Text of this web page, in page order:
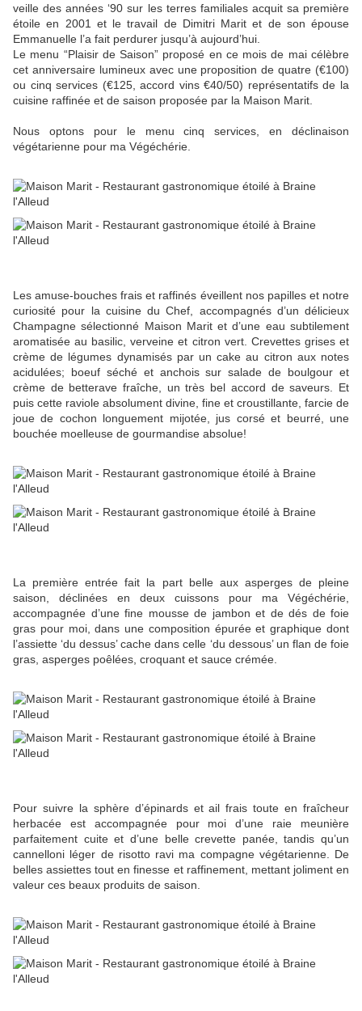
veille des années ‘90 sur les terres familiales acquit sa première
étoile en 2001 et le travail de Dimitri Marit et de son épouse
Emmanuelle l’a fait perdurer jusqu’à aujourd’hui.
Le menu “Plaisir de Saison” proposé en ce mois de mai célèbre
cet anniversaire lumineux avec une proposition de quatre (€100)
ou cinq services (€125, accord vins €40/50) représentatifs de la
cuisine raffinée et de saison proposée par la Maison Marit.
Nous optons pour le menu cinq services, en déclinaison
végétarienne pour ma Végéchérie.
Les amuse-bouches frais et raffinés éveillent nos papilles et notre
curiosité pour la cuisine du Chef, accompagnés d’un délicieux
Champagne sélectionné Maison Marit et d’une eau subtilement
aromatisée au basilic, verveine et citron vert. Crevettes grises et
crème de légumes dynamisés par un cake au citron aux notes
acidulées; boeuf séché et anchois sur salade de boulgour et
crème de betterave fraîche, un très bel accord de saveurs. Et
puis cette raviole absolument divine, fine et croustillante, farcie de
joue de cochon longuement mijotée, jus corsé et beurré, une
bouchée moelleuse de gourmandise absolue!
La première entrée fait la part belle aux asperges de pleine
saison, déclinées en deux cuissons pour ma Végéchérie,
accompagnée d’une fine mousse de jambon et de dés de foie
gras pour moi, dans une composition épurée et graphique dont
l’assiette ‘du dessus’ cache dans celle ‘du dessous’ un flan de foie
gras, asperges poêlées, croquant et sauce crémée.
Pour suivre la sphère d’épinards et ail frais toute en fraîcheur
herbacée est accompagnée pour moi d’une raie meunière
parfaitement cuite et d’une belle crevette panée, tandis qu’un
cannelloni léger de risotto ravi ma compagne végétarienne. De
belles assiettes tout en finesse et raffinement, mettant joliment en
valeur ces beaux produits de saison.